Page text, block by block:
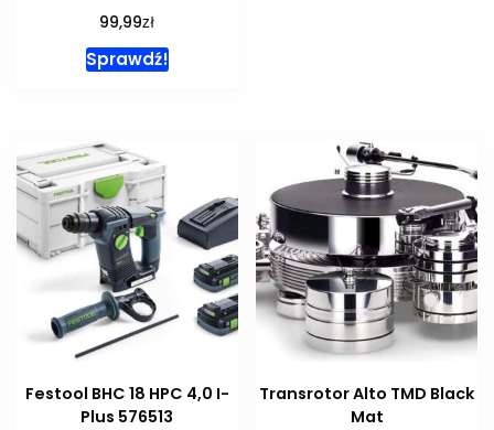
99,99zł
Sprawdź!
Festool BHC 18 HPC 4,0 I-
Plus 576513
Transrotor Alto TMD Black
Mat